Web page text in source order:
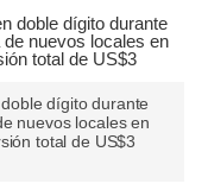
dígito durante
nuevos locales en
total de US$3